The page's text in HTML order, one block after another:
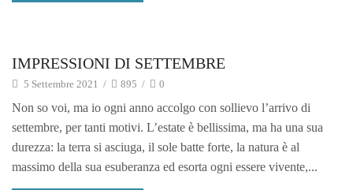
news
IMPRESSIONI DI SETTEMBRE
5 Settembre 2021 / 895 / 0
Non so voi, ma io ogni anno accolgo con sollievo l’arrivo di
settembre, per tanti motivi. L’estate è bellissima, ma ha una sua
durezza: la terra si asciuga, il sole batte forte, la natura è al
massimo della sua esuberanza ed esorta ogni essere vivente,...